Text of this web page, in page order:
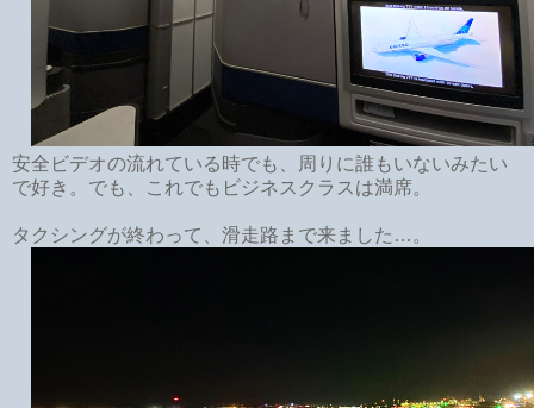
安全ビデオの流れている時でも、周りに誰もいないみたい
で好き。でも、これでもビジネスクラスは満席。
タクシングが終わって、滑走路まで来ました…。